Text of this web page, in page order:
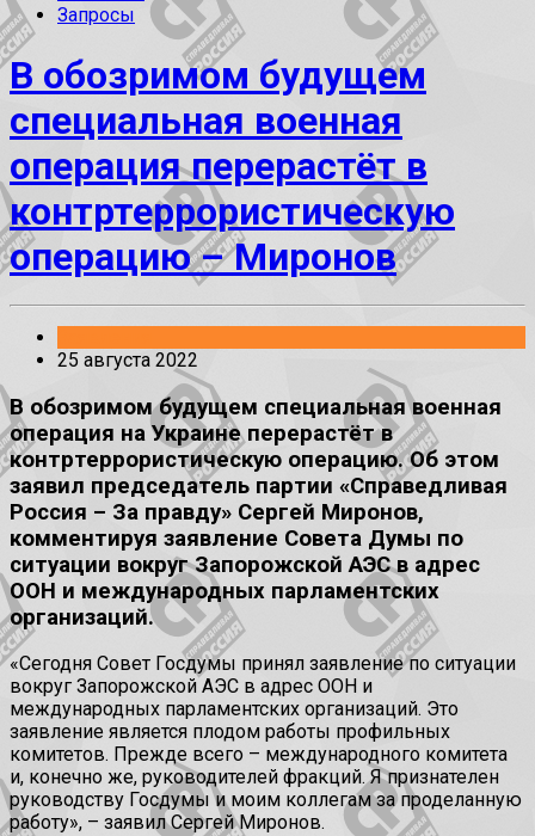
Запросы
В обозримом будущем
специальная военная
операция перерастёт в
контртеррористическую
операцию – Миронов
25 августа 2022
В обозримом будущем специальная военная
операция на Украине перерастёт в
контртеррористическую операцию. Об этом
заявил председатель партии «Справедливая
Россия – За правду» Сергей Миронов,
комментируя заявление Совета Думы по
ситуации вокруг Запорожской АЭС в адрес
ООН и международных парламентских
организаций.
«Сегодня Совет Госдумы принял заявление по ситуации
вокруг Запорожской АЭС в адрес ООН и
международных парламентских организаций. Это
заявление является плодом работы профильных
комитетов. Прежде всего – международного комитета
и, конечно же, руководителей фракций. Я признателен
руководству Госдумы и моим коллегам за проделанную
работу», – заявил Сергей Миронов.